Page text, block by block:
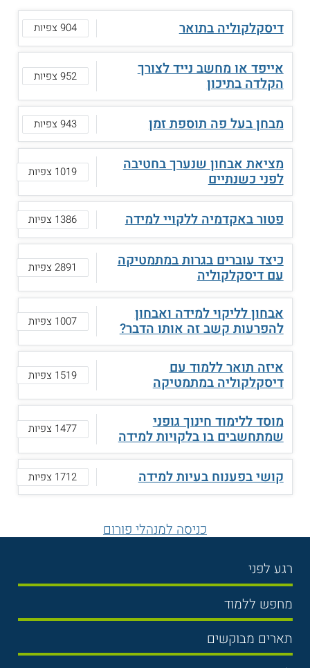
דיסקלקוליה בתואר 904 צפיות
אייפד או מחשב נייד לצורך
הקלדה בתיכון 952 צפיות
מבחן בעל פה תוספת זמן 943 צפיות
מציאת אבחון שנערך בחטיבה
לפני כשנתיים 1019 צפיות
פטור באקדמיה ללקויי למידה 1386 צפיות
כיצד עוברים בגרות במתמטיקה
עם דיסקלקוליה 2891 צפיות
אבחון לליקוי למידה ואבחון
להפרעות קשב זה אותו הדבר? 1007 צפיות
איזה תואר ללמוד עם
דיסקלקוליה במתמטיקה 1519 צפיות
מוסד ללימוד חינוך גופני
שמתחשבים בו בלקויות למידה 1477 צפיות
קושי בפענוח בעיות למידה 1712 צפיות
כניסה למנהלי פורום
רגע לפני
בחירת לימודים
תנאי קבלה
שכר לימוד
מחפש ללמוד
תואר ראשון
תואר שני
תארים מבוקשים